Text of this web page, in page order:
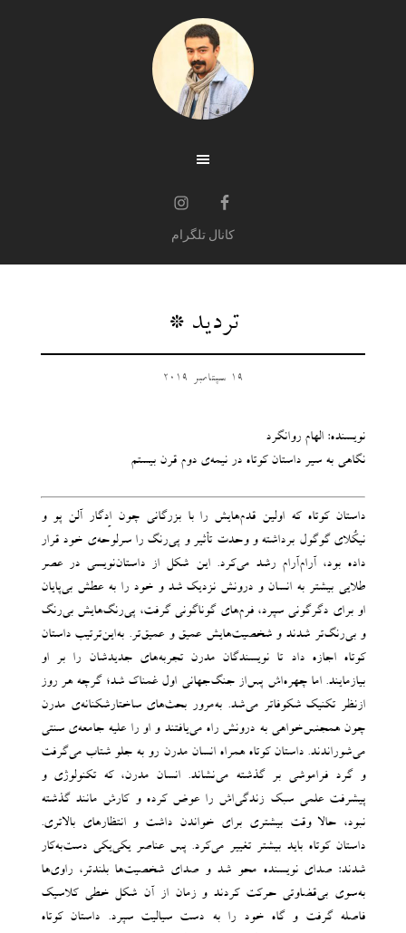
کانال تلگرام
تردید *
19 سپتامبر 2019
نویسنده: الهام روانگرد
نگاهی به سیر داستان کوتاه در نیمه‌ی دوم قرن بیستم
داستان کوتاه که اولین قدم‌هایش را با بزرگانی چون اِدگار آلن‌ پو و
نیکُلای گوگول برداشته و وحدت تأثیر و پی‌رنگ را سرلوحه‌ی خود قرار
داده بود، آرام‌آرام رشد می‌کرد. این شکل از داستان‌نویسی در عصر
طلایی بیشتر به انسان و درونش نزدیک شد و خود را به عطش بی‌پایان
او برای دگرگونی سپرد، فرم‌های گوناگونی گرفت، پی‌رنگ‌هایش بی‌رنگ
و بی‌رنگ‌تر شدند و شخصیت‌هایش عمیق و عمیق‌تر. به‌این‌ترتیب داستان
کوتاه اجازه داد تا نویسندگان مدرن تجربه‌های جدیدشان را بر او
بیازمایند. اما چهره‌اش پس‌از جنگ‌جهانی اول غمناک شد؛ گرچه هر روز
ازنظر تکنیک شکوفاتر می‌شد. به‌مرور بحث‌های ساختارشکنانه‌ی مدرن
چون همجنس‌خواهی به درونش راه می‌یافتند و او را علیه جامعه‌ی سنتی
می‌شوراندند. داستان کوتاه همراه انسان مدرن رو به ‌جلو شتاب می‌گرفت
و گرد فراموشی بر گذشته می‌نشاند. انسان مدرن، که تکنولوژی و
پیشرفت علمی سبک زندگی‌اش را عوض کرده و کارش مانند گذشته
نبود، حالا وقت بیشتری برای خواندن داشت و انتظارهای بالاتری.
داستان کوتاه باید بیشتر تغییر می‌کرد. پس عناصر یکی‌یکی دست‌به‌کار
شدند: صدای نویسنده محو شد و صدای شخصیت‌ها بلندتر، راوی‌ها
به‌سوی بی‌قضاوتی حرکت کردند و زمان از آن شکل خطی کلاسیک
فاصله گرفت و گاه خود را به دست سیالیت ‌سپرد. داستان کوتاه